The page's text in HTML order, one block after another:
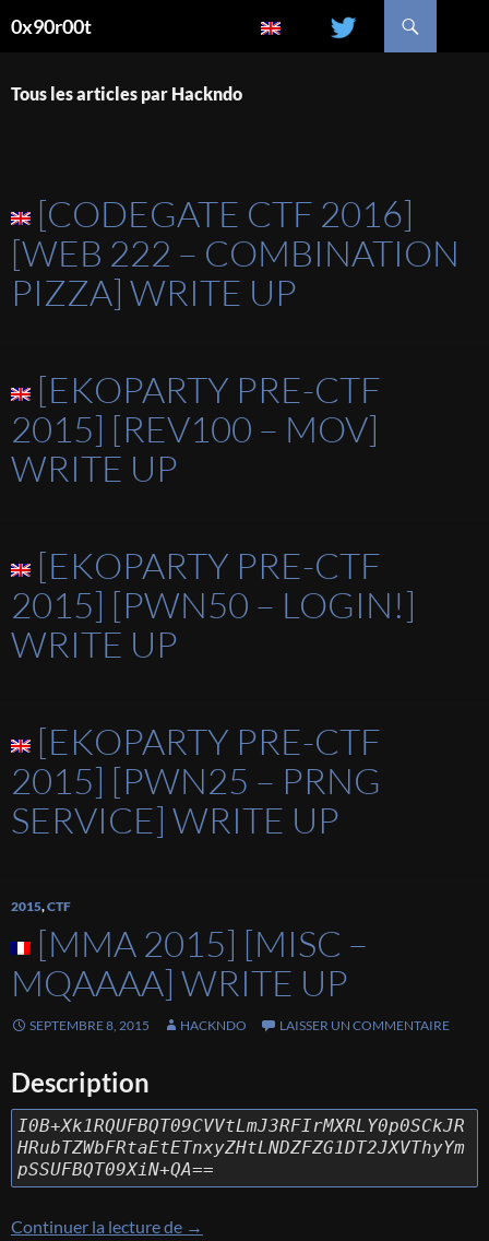
0x90r00t
CONTENU
Tous les articles par Hackndo
[CODEGATE CTF 2016]
[WEB 222 – COMBINATION
PIZZA] WRITE UP
[EKOPARTY PRE-CTF
2015] [REV100 – MOV]
WRITE UP
[EKOPARTY PRE-CTF
2015] [PWN50 – LOGIN!]
WRITE UP
[EKOPARTY PRE-CTF
2015] [PWN25 – PRNG
SERVICE] WRITE UP
2015,CTF
[MMA 2015] [MISC –
MQAAAA] WRITE UP
SEPTEMBRE 8, 2015 HACKNDO LAISSER UN COMMENTAIRE
Description
I0B+Xk1RQUFBQT09CVVtLmJ3RFIrMXRLY0p0SCkJR
HRubTZWbFRtaEtETnxyZHtLNDZFZG1DT2JXVThyYm
pSSUFBQT09XiN+QA==
Continuer la lecture de [MMA 2015] [Misc – MQAAAA] Write
→